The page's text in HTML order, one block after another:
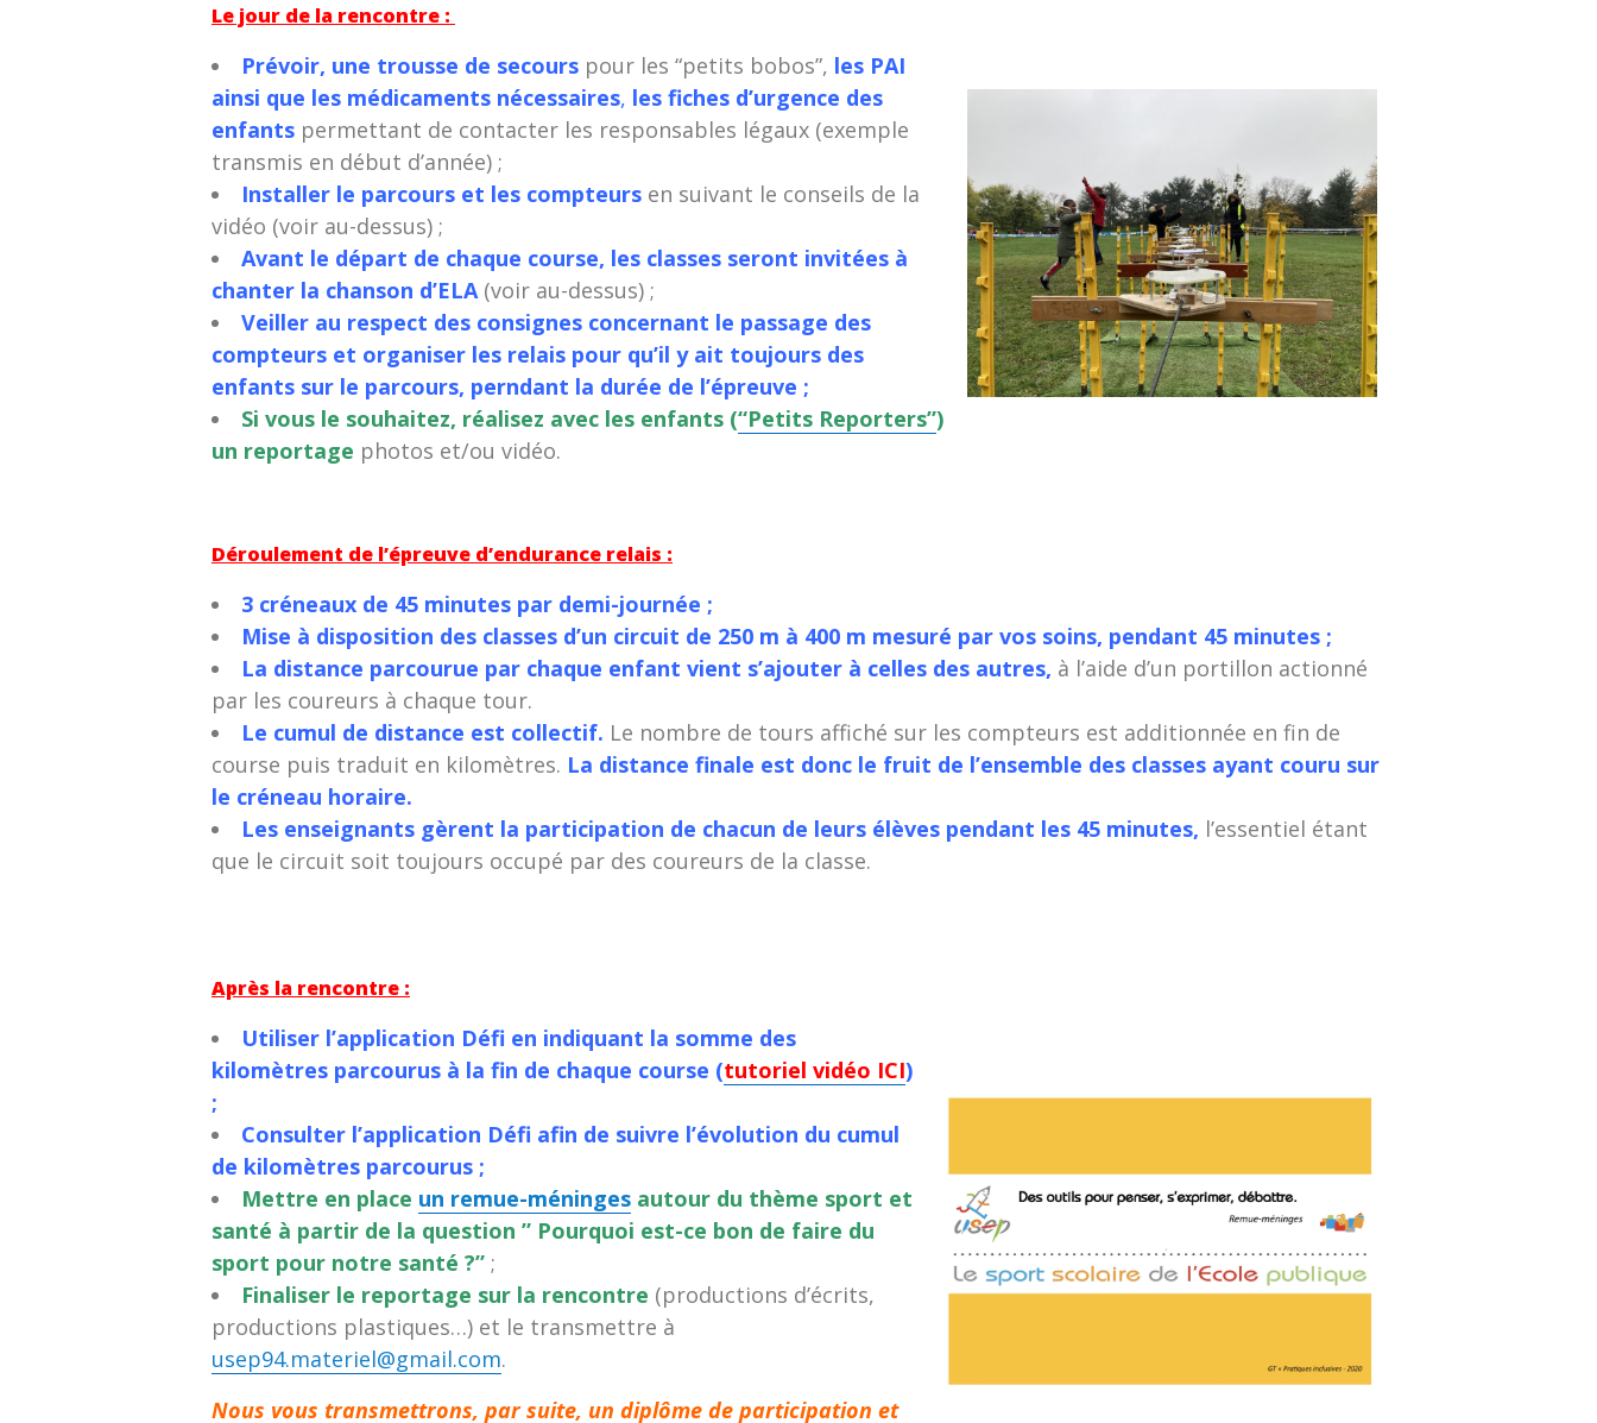
Le jour de la rencontre :
Prévoir, une trousse de secours pour les “petits bobos”, les PAI
ainsi que les médicaments nécessaires, les fiches d’urgence des
enfants permettant de contacter les responsables légaux (exemple
transmis en début d’année) ;
Installer le parcours et les compteurs en suivant le conseils de la
vidéo (voir au-dessus) ;
Avant le départ de chaque course, les classes seront invitées à
chanter la chanson d’ELA (voir au-dessus) ;
Veiller au respect des consignes concernant le passage des
compteurs et organiser les relais pour qu’il y ait toujours des
enfants sur le parcours, perndant la durée de l’épreuve ;
Si vous le souhaitez, réalisez avec les enfants (“Petits Reporters”)
un reportage photos et/ou vidéo.
Déroulement de l’épreuve d’endurance relais :
3 créneaux de 45 minutes par demi-journée ;
Mise à disposition des classes d’un circuit de 250 m à 400 m mesuré par vos soins, pendant 45 minutes ;
La distance parcourue par chaque enfant vient s’ajouter à celles des autres, à l’aide d’un portillon actionné
par les coureurs à chaque tour.
Le cumul de distance est collectif. Le nombre de tours affiché sur les compteurs est additionnée en fin de
course puis traduit en kilomètres. La distance finale est donc le fruit de l’ensemble des classes ayant couru sur
le créneau horaire.
Les enseignants gèrent la participation de chacun de leurs élèves pendant les 45 minutes, l’essentiel étant
que le circuit soit toujours occupé par des coureurs de la classe.
Après la rencontre :
Utiliser l’application Défi en indiquant la somme des
kilomètres parcourus à la fin de chaque course (tutoriel vidéo ICI)
;
Consulter l’application Défi afin de suivre l’évolution du cumul
de kilomètres parcourus ;
Mettre en place un remue-méninges autour du thème sport et
santé à partir de la question ” Pourquoi est-ce bon de faire du
sport pour notre santé ?” ;
Finaliser le reportage sur la rencontre (productions d’écrits,
productions plastiques…) et le transmettre à
usep94.materiel@gmail.com.
Nous vous transmettrons, par suite, un diplôme de participation et